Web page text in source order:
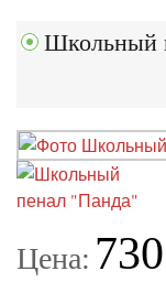
Школьный
Цена: